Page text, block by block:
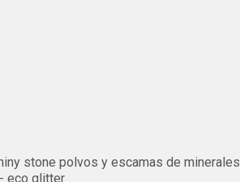
stone polvos y escamas de minerales
eco glitter